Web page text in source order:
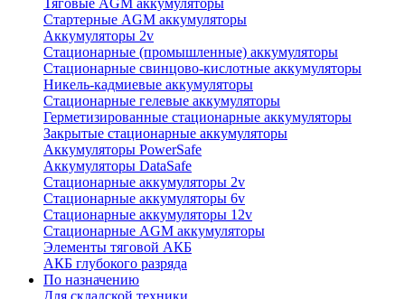
Тяговые AGM аккумуляторы
Стартерные AGM аккумуляторы
Аккумуляторы 2v
Стационарные (промышленные) аккумуляторы
Стационарные свинцово-кислотные аккумуляторы
Никель-кадмиевые аккумуляторы
Стационарные гелевые аккумуляторы
Герметизированные стационарные аккумуляторы
Закрытые стационарные аккумуляторы
Аккумуляторы PowerSafe
Аккумуляторы DataSafe
Стационарные аккумуляторы 2v
Стационарные аккумуляторы 6v
Стационарные аккумуляторы 12v
Стационарные AGM аккумуляторы
Элементы тяговой АКБ
АКБ глубокого разряда
По назначению
Для складской техники